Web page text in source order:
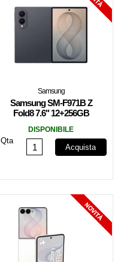
Samsung
Samsung SM-F971B Z
Fold8 7.6" 12+256GB
DISPONIBILE
Qta
Acquista